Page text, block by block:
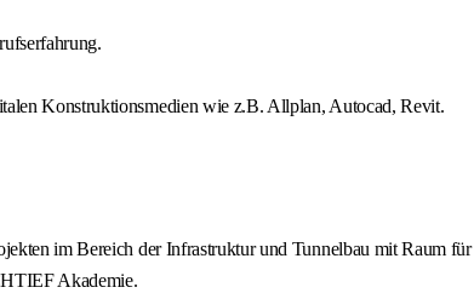
Konstruktionsmedien wie z.B. Allplan, Autocad, Revit.
im Bereich der Infrastruktur und Tunnelbau mit Raum
Akademie.